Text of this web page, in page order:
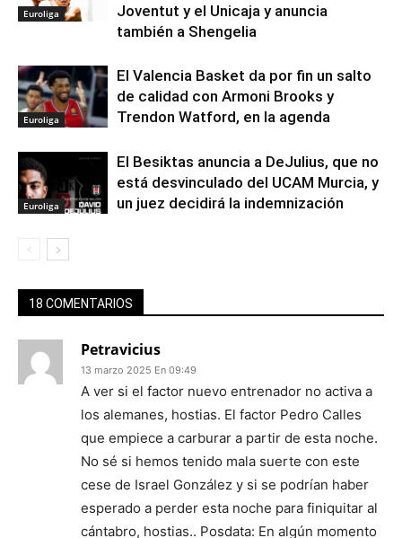
Euroliga
Joventut y el Unicaja y anuncia
también a Shengelia
Euroliga
El Valencia Basket da por fin un salto
de calidad con Armoni Brooks y
Trendon Watford, en la agenda
Euroliga
El Besiktas anuncia a DeJulius, que no
está desvinculado del UCAM Murcia, y
un juez decidirá la indemnización
18 COMENTARIOS
Petravicius
13 marzo 2025 En 09:49
A ver si el factor nuevo entrenador no activa a
los alemanes, hostias. El factor Pedro Calles
que empiece a carburar a partir de esta noche.
No sé si hemos tenido mala suerte con este
cese de Israel González y si se podrían haber
esperado a perder esta noche para finiquitar al
cántabro, hostias.. Posdata: En algún momento